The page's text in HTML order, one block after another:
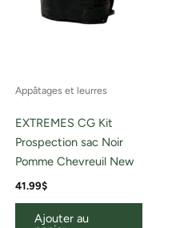
Appâtages et leurres
EXTREMES CG Kit
Prospection sac Noir
Pomme Chevreuil New
41.99$
Ajouter au